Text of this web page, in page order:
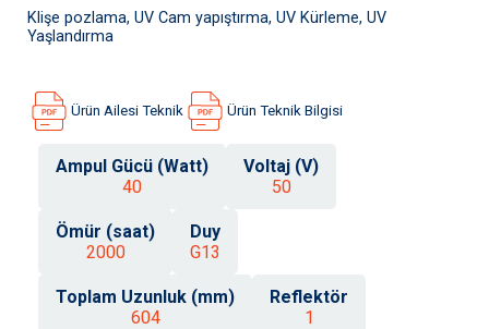
Klişe pozlama, UV Cam yapıştırma, UV Kürleme, UV
Yaşlandırma
Ürün Ailesi Teknik Ürün Teknik Bilgisi
Ampul Gücü (Watt)
40
Voltaj (V)
50
Ömür (saat)
2000
Duy
G13
Toplam Uzunluk (mm)
604
Reflektör
1